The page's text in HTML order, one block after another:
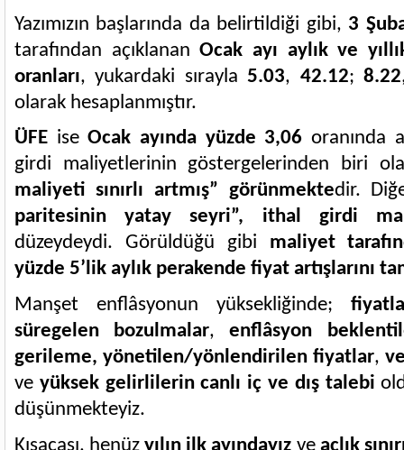
Yazımızın başlarında da belirtildiği gibi, 3
tarafından açıklananOcak ayı aylık ve
oranları, yukardaki sırayla5.03, 42.12; 8.22
olarak hesaplanmıştır.
ÜFE iseOcak ayında yüzde 3,06oranında
girdi maliyetlerinin göstergelerinden biri
maliyeti sınırlı artmış” görünmektedir.
paritesinin yatay seyri”, ithal girdi
düzeydeydi. Görüldüğü gibi maliyet
yüzde 5’lik aylık perakende fiyat artışlarını
Manşet enflâsyonun yüksekliğinde;
süregelen bozulmalar,enflâsyon
gerileme, yönetilen/yönlendirilen fiyatlar,
ve yüksek gelirlilerin canlı iç ve dış talebi
düşünmekteyiz.
Kısacası, henüzyılın ilk ayındayız ve açlık